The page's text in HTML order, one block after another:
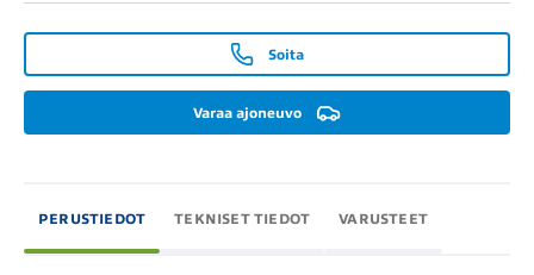
Soita
Varaa ajoneuvo
PERUSTIEDOT TEKNISET TIEDOT VARUSTEET